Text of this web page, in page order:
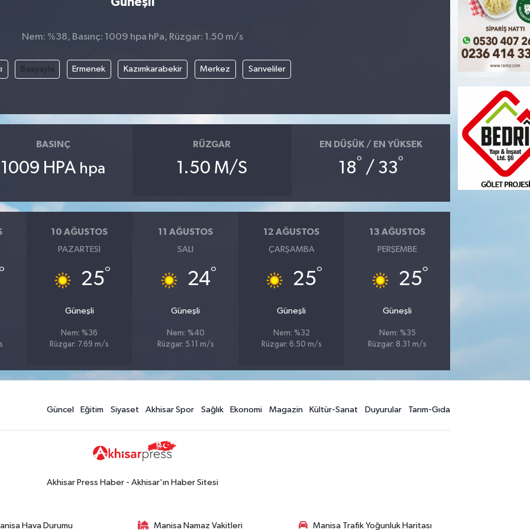
Nem: %38, Basınç: 1009 hpa hPa, Rüzgar: 1.50 m/s
Başyayla Ermenek Kazımkarabekir Merkez Sarıveliler
BASINÇ
1009 HPA hpa
RÜZGAR
1.50 M/S
EN DÜŞÜK / EN YÜKSEK
18° / 33°
10 AĞUSTOS
PAZARTESI
25°
Güneşli
Nem: %36
Rüzgar: 7.69 m/s
11 AĞUSTOS
SALI
24°
Güneşli
Nem: %40
Rüzgar: 5.11 m/s
12 AĞUSTOS
ÇARŞAMBA
25°
Güneşli
Nem: %32
Rüzgar: 6.50 m/s
13 AĞUSTOS
PERŞEMBE
25°
Güneşli
Nem: %35
Rüzgar: 8.31 m/s
Güncel Eğitim Siyaset Akhisar Spor Sağlık Ekonomi Magazin Kültür-Sanat Duyurular Tarım-Gıda
Akhisar Press Haber - Akhisar'ın Haber Sitesi
Hava Durumu Manisa Namaz Vakitleri Manisa Trafik Yoğunluk Haritası